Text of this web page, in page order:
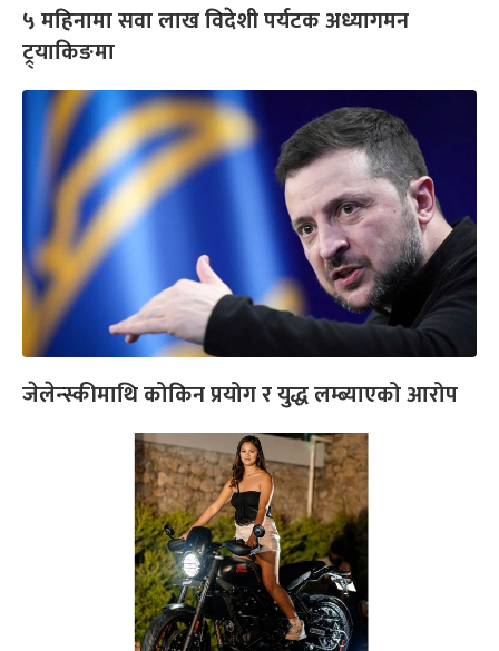
५ महिनामा सवा लाख विदेशी पर्यटक अध्यागमन
ट्र्याकिङमा
जेलेन्स्कीमाथि कोकिन प्रयोग र युद्ध लम्ब्याएको आरोप